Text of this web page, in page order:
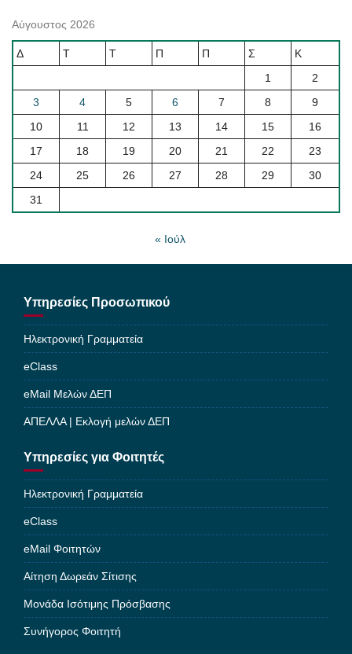
Αύγουστος 2026
Δ Τ Τ Π Π Σ
Κ
1
2
3
4 5 6 7 8
9
10
11 12 13 14 15
16
17
18 19 20 21 22
23
24
25 26 27 28 29
30
31
« Ιούλ
Υπηρεσίες Προσωπικού
Ηλεκτρονική Γραμματεία
eClass
eMail Μελών ΔΕΠ
ΑΠΕΛΛΑ | Εκλογή μελών ΔΕΠ
Υπηρεσίες για Φοιτητές
Ηλεκτρονική Γραμματεία
eClass
eMail Φοιτητών
Αίτηση Δωρεάν Σίτισης
Μονάδα Ισότιμης Πρόσβασης
Συνήγορος Φοιτητή